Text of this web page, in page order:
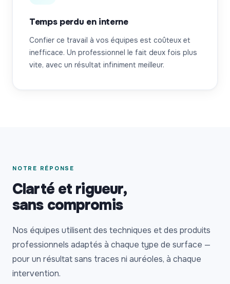
Temps perdu en interne
Confier ce travail à vos équipes est coûteux et
inefficace. Un professionnel le fait deux fois plus
vite, avec un résultat infiniment meilleur.
NOTRE RÉPONSE
Clarté et rigueur,
sans compromis
Nos équipes utilisent des techniques et des produits
professionnels adaptés à chaque type de surface —
pour un résultat sans traces ni auréoles, à chaque
intervention.